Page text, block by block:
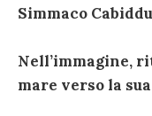
Simmaco Cabiddu
Nell’immagine,
mare verso la